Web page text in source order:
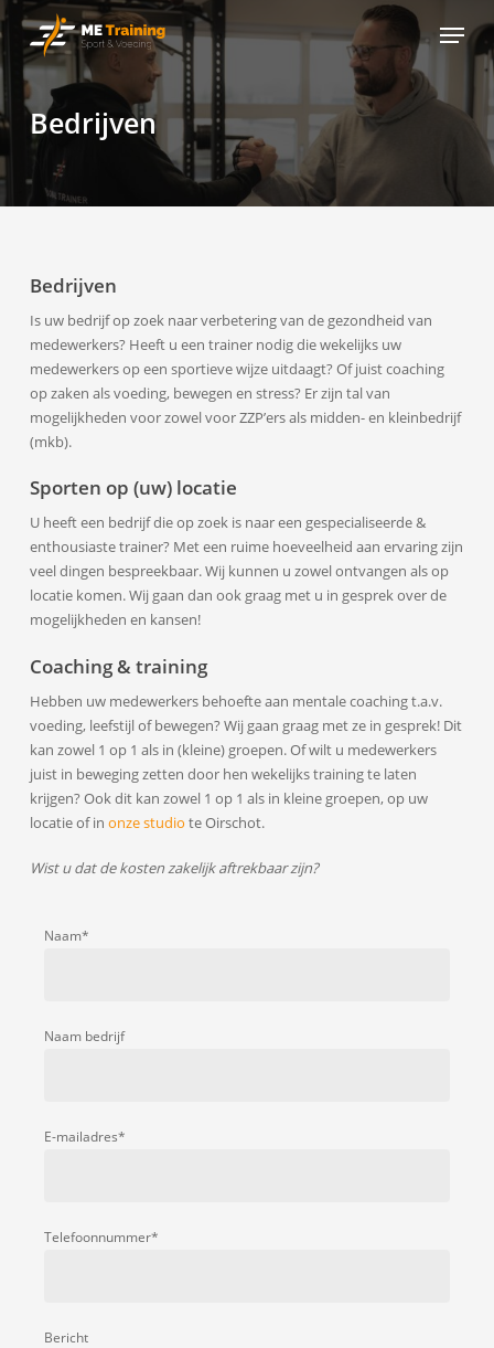
Skip
to
main
content
Menu
Bedrijven
Bedrijven
Is uw bedrijf op zoek naar verbetering van de gezondheid van
medewerkers? Heeft u een trainer nodig die wekelijks uw
medewerkers op een sportieve wijze uitdaagt? Of juist coaching
op zaken als voeding, bewegen en stress? Er zijn tal van
mogelijkheden voor zowel voor ZZP’ers als midden- en kleinbedrijf
(mkb).
Sporten op (uw) locatie
U heeft een bedrijf die op zoek is naar een gespecialiseerde &
enthousiaste trainer? Met een ruime hoeveelheid aan ervaring zijn
veel dingen bespreekbaar. Wij kunnen u zowel ontvangen als op
locatie komen. Wij gaan dan ook graag met u in gesprek over de
mogelijkheden en kansen!
Coaching & training
Hebben uw medewerkers behoefte aan mentale coaching t.a.v.
voeding, leefstijl of bewegen? Wij gaan graag met ze in gesprek! Dit
kan zowel 1 op 1 als in (kleine) groepen. Of wilt u medewerkers
juist in beweging zetten door hen wekelijks training te laten
krijgen? Ook dit kan zowel 1 op 1 als in kleine groepen, op uw
locatie of in onze studio te Oirschot.
Wist u dat de kosten zakelijk aftrekbaar zijn?
Naam*
Naam bedrijf
E-mailadres*
Telefoonnummer*
Bericht